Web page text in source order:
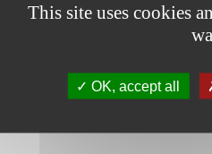
This site uses cookies
OK, accept all